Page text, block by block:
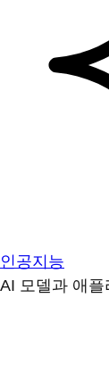
인공지능
AI 모델과 애